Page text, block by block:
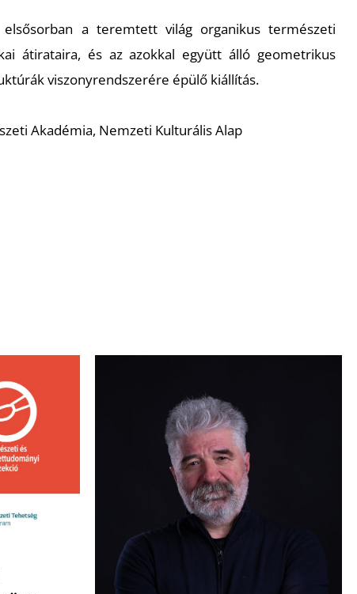
a teremtett világ organikus természeti
átirataira, és az azokkal együtt álló geometrikus
viszonyrendszerére épülő kiállítás.
Akadémia, Nemzeti Kulturális Alap